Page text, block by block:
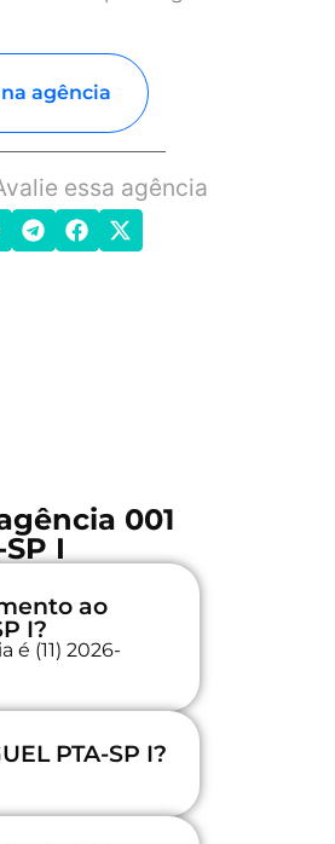
agência
essa agência
001
I
ao
I?
(11) 2026-
PTA-SP I?